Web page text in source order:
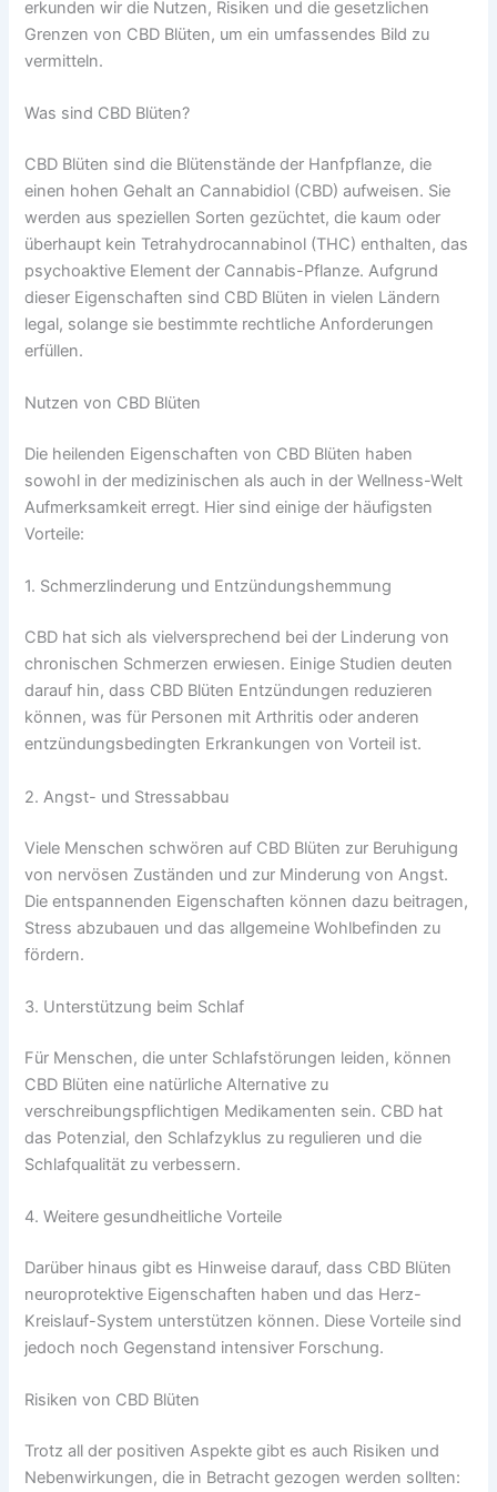
erkunden wir die Nutzen, Risiken und die gesetzlichen
Grenzen von CBD Blüten, um ein umfassendes Bild zu
vermitteln.
Was sind CBD Blüten?
CBD Blüten sind die Blütenstände der Hanfpflanze, die
einen hohen Gehalt an Cannabidiol (CBD) aufweisen. Sie
werden aus speziellen Sorten gezüchtet, die kaum oder
überhaupt kein Tetrahydrocannabinol (THC) enthalten, das
psychoaktive Element der Cannabis-Pflanze. Aufgrund
dieser Eigenschaften sind CBD Blüten in vielen Ländern
legal, solange sie bestimmte rechtliche Anforderungen
erfüllen.
Nutzen von CBD Blüten
Die heilenden Eigenschaften von CBD Blüten haben
sowohl in der medizinischen als auch in der Wellness-Welt
Aufmerksamkeit erregt. Hier sind einige der häufigsten
Vorteile:
1. Schmerzlinderung und Entzündungshemmung
CBD hat sich als vielversprechend bei der Linderung von
chronischen Schmerzen erwiesen. Einige Studien deuten
darauf hin, dass CBD Blüten Entzündungen reduzieren
können, was für Personen mit Arthritis oder anderen
entzündungsbedingten Erkrankungen von Vorteil ist.
2. Angst- und Stressabbau
Viele Menschen schwören auf CBD Blüten zur Beruhigung
von nervösen Zuständen und zur Minderung von Angst.
Die entspannenden Eigenschaften können dazu beitragen,
Stress abzubauen und das allgemeine Wohlbefinden zu
fördern.
3. Unterstützung beim Schlaf
Für Menschen, die unter Schlafstörungen leiden, können
CBD Blüten eine natürliche Alternative zu
verschreibungspflichtigen Medikamenten sein. CBD hat
das Potenzial, den Schlafzyklus zu regulieren und die
Schlafqualität zu verbessern.
4. Weitere gesundheitliche Vorteile
Darüber hinaus gibt es Hinweise darauf, dass CBD Blüten
neuroprotektive Eigenschaften haben und das Herz-
Kreislauf-System unterstützen können. Diese Vorteile sind
jedoch noch Gegenstand intensiver Forschung.
Risiken von CBD Blüten
Trotz all der positiven Aspekte gibt es auch Risiken und
Nebenwirkungen, die in Betracht gezogen werden sollten: